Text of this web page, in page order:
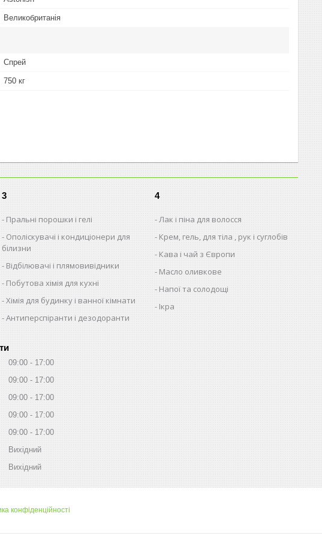
Великобританія
Спрей
750 кг
3
Пральні порошки і гелі
Ополіскувачі і кондиціонери для
білизни
Відбілювачі і плямовивідники
Побутова хімія для кухні
Хімія для будинку і ванної кімнати
Антиперспіранти і дезодоранти
4
Лак і піна для волосся
Крем, гель, для тіла , рук і суглобів
Кава і чай з Європи
Масло оливкове
Напої та солодощі
Ікра
09:00
17:00
09:00
17:00
09:00
17:00
09:00
17:00
09:00
17:00
Вихідний
Вихідний
конфіденційності